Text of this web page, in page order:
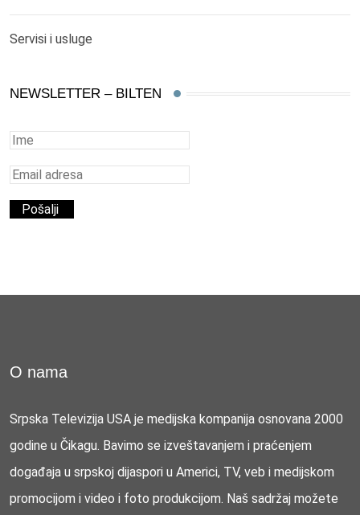
Servisi i usluge
NEWSLETTER – BILTEN
O nama
Srpska Televizija USA je medijska kompanija osnovana 2000
godine u Čikagu. Bavimo se izveštavanjem i praćenjem
događaja u srpskoj dijaspori u Americi, TV, veb i medijskom
promocijom i video i foto produkcijom. Naš sadržaj možete